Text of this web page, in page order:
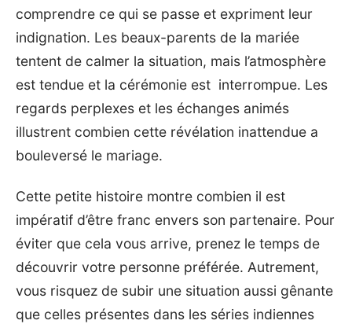
comprendre ce qui se passe et expriment leur
indignation. Les beaux-parents de la mariée
tentent de calmer la situation, mais l’atmosphère
est tendue et la cérémonie est interrompue. Les
regards perplexes et les échanges animés
illustrent combien cette révélation inattendue a
bouleversé le mariage.
Cette petite histoire montre combien il est
impératif d’être franc envers son partenaire. Pour
éviter que cela vous arrive, prenez le temps de
découvrir votre personne préférée. Autrement,
vous risquez de subir une situation aussi gênante
que celles présentes dans les séries indiennes